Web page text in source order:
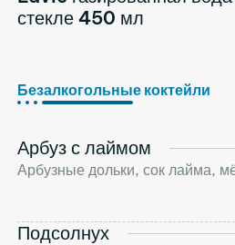
стекле 450 мл
Безалкогольные коктейли
Арбуз с лаймом
Арбузные дольки, сок лайма,
Подсолнух